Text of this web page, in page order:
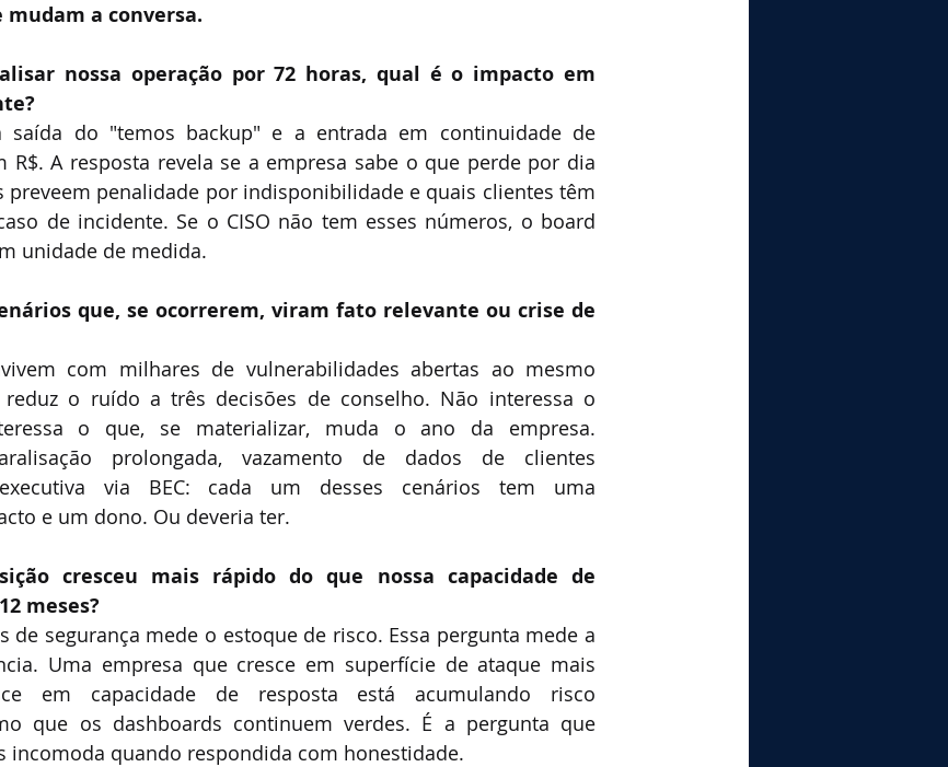
mudam a conversa.
nossa operação por 72 horas, qual é o impacto em
saída do "temos backup" e a entrada em continuidade de
R$. A resposta revela se a empresa sabe o que perde por dia
preveem penalidade por indisponibilidade e quais clientes têm
de incidente. Se o CISO não tem esses números, o board
unidade de medida.
que, se ocorrerem, viram fato relevante ou crise de
com milhares de vulnerabilidades abertas ao mesmo
reduz o ruído a três decisões de conselho. Não interessa o
o que, se materializar, muda o ano da empresa.
prolongada, vazamento de dados de clientes
via BEC: cada um desses cenários tem uma
e um dono. Ou deveria ter.
cresceu mais rápido do que nossa capacidade de
meses?
de segurança mede o estoque de risco. Essa pergunta mede a
Uma empresa que cresce em superfície de ataque mais
em capacidade de resposta está acumulando risco
que os dashboards continuem verdes. É a pergunta que
incomoda quando respondida com honestidade.